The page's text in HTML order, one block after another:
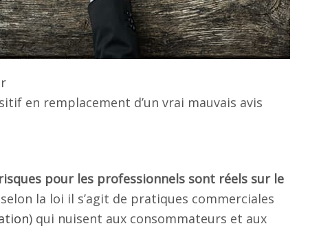
en remplacement d’un vrai mauvais avis
pour les professionnels sont réels sur le
la loi il s’agit de pratiques commerciales
) qui nuisent aux consommateurs et aux